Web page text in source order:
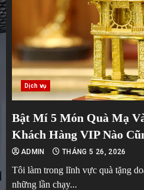
Dịch vụ
Bật Mí 5 Món Quà Mạ
Khách Hàng VIP Nào
ADMIN THÁNG 5 26, 2026
Tôi làm trong lĩnh vực quà tặng
những lần chạy...